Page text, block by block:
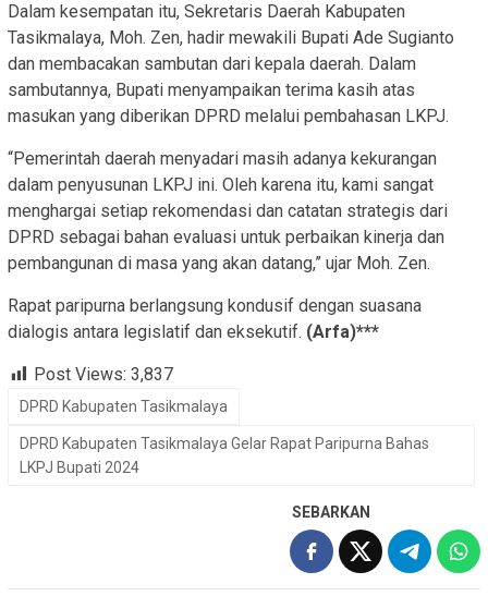
Dalam kesempatan itu, Sekretaris Daerah Kabupaten
Tasikmalaya, Moh. Zen, hadir mewakili Bupati Ade Sugianto
dan membacakan sambutan dari kepala daerah. Dalam
sambutannya, Bupati menyampaikan terima kasih atas
masukan yang diberikan DPRD melalui pembahasan LKPJ.
“Pemerintah daerah menyadari masih adanya kekurangan
dalam penyusunan LKPJ ini. Oleh karena itu, kami sangat
menghargai setiap rekomendasi dan catatan strategis dari
DPRD sebagai bahan evaluasi untuk perbaikan kinerja dan
pembangunan di masa yang akan datang,” ujar Moh. Zen.
Rapat paripurna berlangsung kondusif dengan suasana
dialogis antara legislatif dan eksekutif. (Arfa)***
Post Views: 3,837
DPRD Kabupaten Tasikmalaya
DPRD Kabupaten Tasikmalaya Gelar Rapat Paripurna Bahas
LKPJ Bupati 2024
SEBARKAN